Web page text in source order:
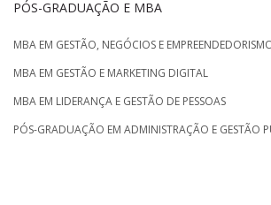
PÓS-GRADUAÇÃO E MBA
MBA EM GESTÃO, NEGÓCIOS E
MBA EM GESTÃO E MARKETING DIGITAL
MBA EM LIDERANÇA E GESTÃO DE PESSOAS
PÓS-GRADUAÇÃO EM ADMINISTRAÇÃO E GESTÃO